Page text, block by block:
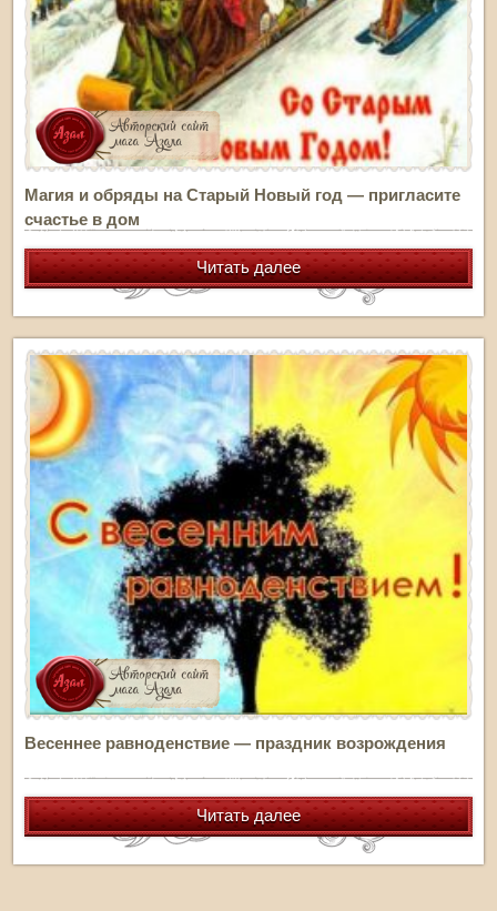
Магия и обряды на Старый Новый год — пригласите
счастье в дом
Читать далее
Весеннее равноденствие — праздник возрождения
Читать далее